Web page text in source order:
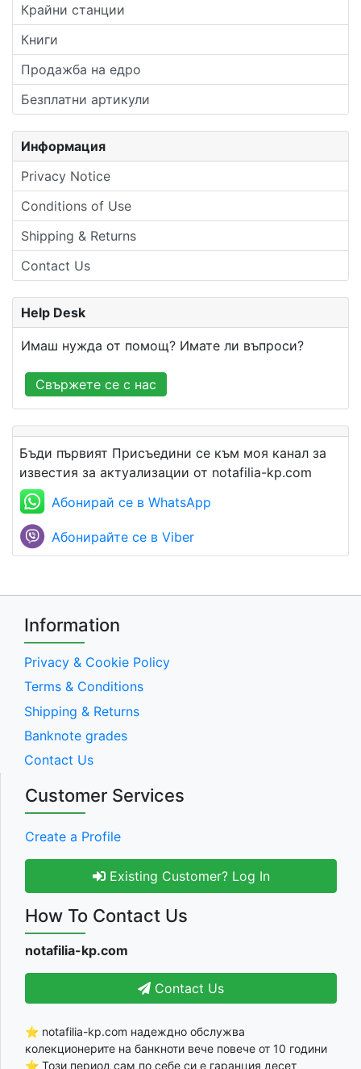
Крайни станции
Книги
Продажба на едро
Безплатни артикули
Информация
Privacy Notice
Conditions of Use
Shipping & Returns
Contact Us
Help Desk
Имаш нужда от помощ? Имате ли въпроси?
Свържете се с нас
Бъди първият Присъедини се към моя канал за
известия за актуализации от notafilia-kp.com
Абонирай се в WhatsApp
Абонирайте се в Viber
Information
Privacy & Cookie Policy
Terms & Conditions
Shipping & Returns
Banknote grades
Contact Us
Customer Services
Create a Profile
Existing Customer? Log In
How To Contact Us
notafilia-kp.com
Contact Us
⭐ notafilia-kp.com надеждно обслужва
колекционерите на банкноти вече повече от 10 години
⭐ Този период сам по себе си е гаранция десет